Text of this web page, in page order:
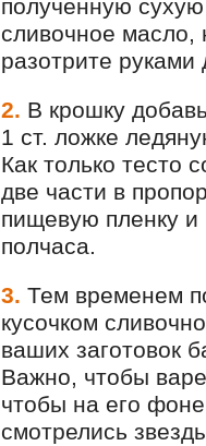
полученную
сливочное масло,
разотрите
2. В крошку
1 ст. ложке
Как только тесто
две части в
пищевую пленку и
полчаса.
3. Тем временем
кусочком
ваших заготовок
Важно, чтобы
чтобы на его
смотрелись